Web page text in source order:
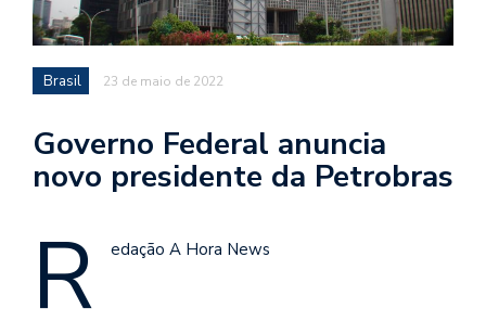
Brasil 23 de maio de 2022
Governo Federal anuncia
novo presidente da Petrobras
R edação A Hora News